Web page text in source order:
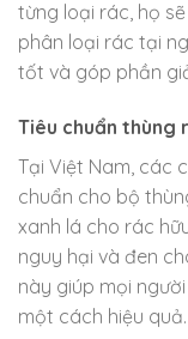
từng loại rác, họ
phân loại rác tại
tốt và góp phần
Tiêu chuẩn thùng
Tại Việt Nam, các
chuẩn cho bộ
xanh lá cho rác
nguy hại và đen
này giúp mọi
một cách hiệu quả.